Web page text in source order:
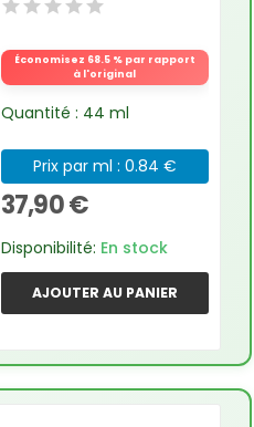
Économisez 68.5 % par rapport
à l'original
Quantité : 44 ml
Prix par ml : 0.84 €
37,90 €
Disponibilité: En stock
AJOUTER AU PANIER